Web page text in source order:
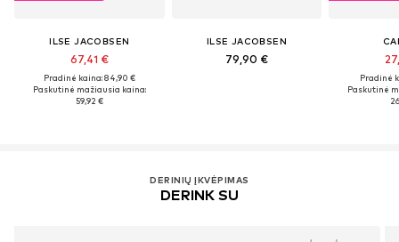
ILSE JACOBSEN
67,41 €
Pradinė kaina: 84,90 €
Paskutinė mažiausia kaina:
59,92 €
ILSE JACOBSEN
79,90 €
Pradinė
Paskutinė
DERINIŲ ĮKVĖPIMAS
DERINK SU